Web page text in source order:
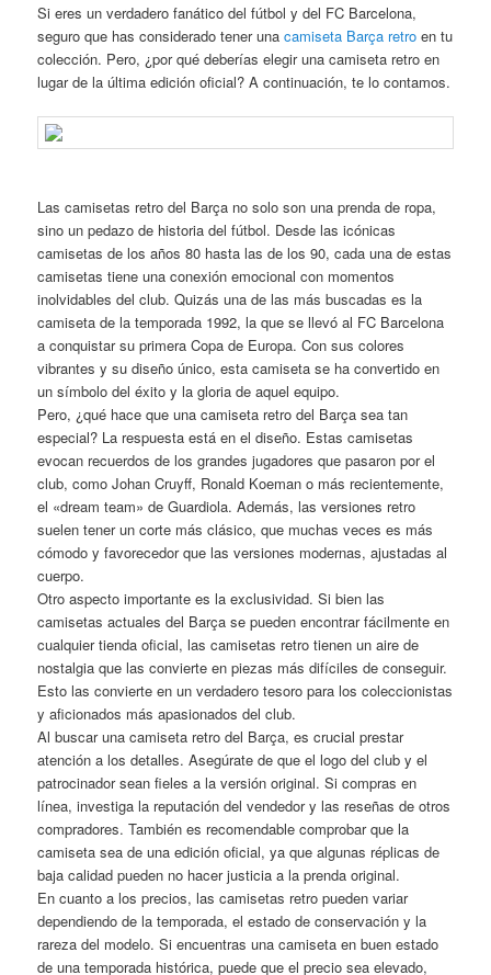
Si eres un verdadero fanático del fútbol y del FC Barcelona,
seguro que has considerado tener unacamiseta Barça retro en tu
colección. Pero, ¿por qué deberías elegir una camiseta retro en
lugar de la última edición oficial? A continuación, te lo contamos.
Las camisetas retro del Barça no solo son una prenda de ropa,
sino un pedazo de historia del fútbol. Desde las icónicas
camisetas de los años 80 hasta las de los 90, cada una de estas
camisetas tiene una conexión emocional con momentos
inolvidables del club. Quizás una de las más buscadas es la
camiseta de la temporada 1992, la que se llevó al FC Barcelona
a conquistar su primera Copa de Europa. Con sus colores
vibrantes y su diseño único, esta camiseta se ha convertido en
un símbolo del éxito y la gloria de aquel equipo.
Pero, ¿qué hace que una camiseta retro del Barça sea tan
especial? La respuesta está en el diseño. Estas camisetas
evocan recuerdos de los grandes jugadores que pasaron por el
club, como Johan Cruyff, Ronald Koeman o más recientemente,
el «dream team» de Guardiola. Además, las versiones retro
suelen tener un corte más clásico, que muchas veces es más
cómodo y favorecedor que las versiones modernas, ajustadas al
cuerpo.
Otro aspecto importante es la exclusividad. Si bien las
camisetas actuales del Barça se pueden encontrar fácilmente en
cualquier tienda oficial, las camisetas retro tienen un aire de
nostalgia que las convierte en piezas más difíciles de conseguir.
Esto las convierte en un verdadero tesoro para los coleccionistas
y aficionados más apasionados del club.
Al buscar una camiseta retro del Barça, es crucial prestar
atención a los detalles. Asegúrate de que el logo del club y el
patrocinador sean fieles a la versión original. Si compras en
línea, investiga la reputación del vendedor y las reseñas de otros
compradores. También es recomendable comprobar que la
camiseta sea de una edición oficial, ya que algunas réplicas de
baja calidad pueden no hacer justicia a la prenda original.
En cuanto a los precios, las camisetas retro pueden variar
dependiendo de la temporada, el estado de conservación y la
rareza del modelo. Si encuentras una camiseta en buen estado
de una temporada histórica, puede que el precio sea elevado,